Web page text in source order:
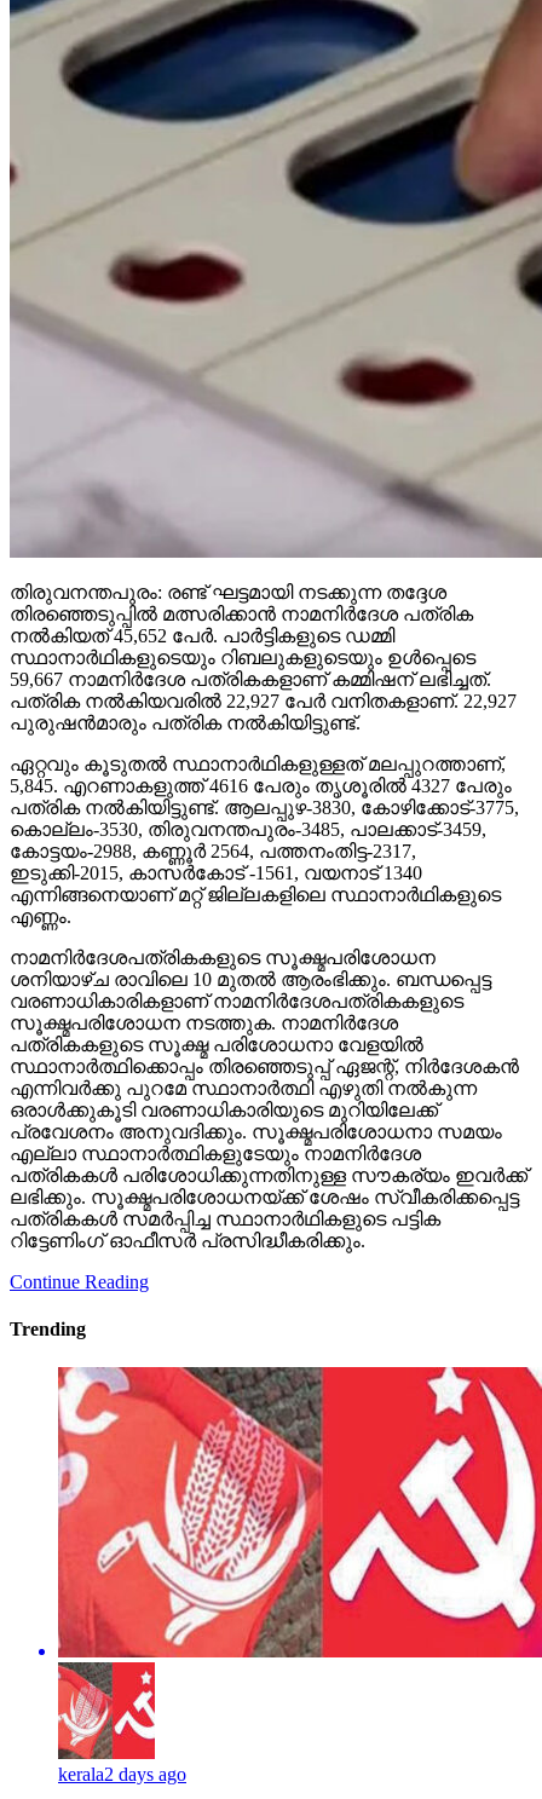
തിരുവനന്തപുരം: രണ്ട് ഘട്ടമായി നടക്കുന്ന തദ്ദേശ
തിരഞ്ഞെടുപ്പില്‍ മത്സരിക്കാന്‍ നാമനിര്‍ദേശ പത്രിക
നല്‍കിയത് 45,652 പേര്‍. പാര്‍ട്ടികളുടെ ഡമ്മി
സ്ഥാനാര്‍ഥികളുടെയും റിബലുകളുടെയും ഉള്‍പ്പെടെ
59,667 നാമനിര്‍ദേശ പത്രികകളാണ് കമ്മിഷന് ലഭിച്ചത്.
പത്രിക നല്‍കിയവരില്‍ 22,927 പേര്‍ വനിതകളാണ്. 22,927
പുരുഷന്‍മാരും പത്രിക നല്‍കിയിട്ടുണ്ട്.
ഏറ്റവും കൂടുതല്‍ സ്ഥാനാര്‍ഥികളുള്ളത് മലപ്പുറത്താണ്,
5,845. എറണാകളുത്ത് 4616 പേരും തൃശൂരില്‍ 4327 പേരും
പത്രിക നല്‍കിയിട്ടുണ്ട്. ആലപ്പുഴ-3830, കോഴിക്കോട്-3775,
കൊല്ലം-3530, തിരുവനന്തപുരം-3485, പാലക്കാട്-3459,
കോട്ടയം-2988, കണ്ണൂര്‍ 2564, പത്തനംതിട്ട-2317,
ഇടുക്കി-2015, കാസര്‍കോട് -1561, വയനാട് 1340
എന്നിങ്ങനെയാണ് മറ്റ് ജില്ലകളിലെ സ്ഥാനാര്‍ഥികളുടെ
എണ്ണം.
നാമനിര്‍ദേശപത്രികകളുടെ സൂക്ഷ്മപരിശോധന
ശനിയാഴ്ച രാവിലെ 10 മുതല്‍ ആരംഭിക്കും. ബന്ധപ്പെട്ട
വരണാധികാരികളാണ് നാമനിര്‍ദേശപത്രികകളുടെ
സൂക്ഷ്മപരിശോധന നടത്തുക. നാമനിര്‍ദേശ
പത്രികകളുടെ സൂക്ഷ്മ പരിശോധനാ വേളയില്‍
സ്ഥാനാര്‍ത്ഥിക്കൊപ്പം തിരഞ്ഞെടുപ്പ് ഏജന്റ്, നിര്‍ദേശകന്‍
എന്നിവര്‍ക്കു പുറമേ സ്ഥാനാര്‍ത്ഥി എഴുതി നല്‍കുന്ന
ഒരാള്‍ക്കുകൂടി വരണാധികാരിയുടെ മുറിയിലേക്ക്
പ്രവേശനം അനുവദിക്കും. സൂക്ഷ്മപരിശോധനാ സമയം
എല്ലാ സ്ഥാനാര്‍ത്ഥികളുടേയും നാമനിര്‍ദേശ
പത്രികകള്‍ പരിശോധിക്കുന്നതിനുള്ള സൗകര്യം ഇവര്‍ക്ക്
ലഭിക്കും. സൂക്ഷ്മപരിശോധനയ്ക്ക് ശേഷം സ്വീകരിക്കപ്പെട്ട
പത്രികകള്‍ സമര്‍പ്പിച്ച സ്ഥാനാര്‍ഥികളുടെ പട്ടിക
റിട്ടേണിംഗ് ഓഫീസര്‍ പ്രസിദ്ധീകരിക്കും.
Continue Reading
Trending
kerala2 days ago